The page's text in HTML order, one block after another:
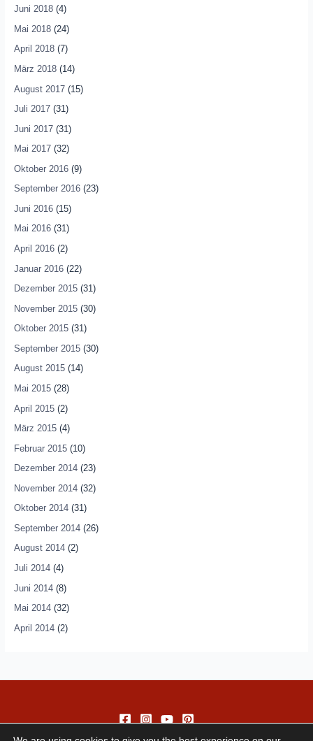
Juni 2018(4)
Mai 2018(24)
April 2018(7)
März 2018(14)
August 2017(15)
Juli 2017(31)
Juni 2017(31)
Mai 2017(32)
Oktober 2016(9)
September 2016(23)
Juni 2016(15)
Mai 2016(31)
April 2016(2)
Januar 2016(22)
Dezember 2015(31)
November 2015(30)
Oktober 2015(31)
September 2015(30)
August 2015(14)
Mai 2015(28)
April 2015(2)
März 2015(4)
Februar 2015(10)
Dezember 2014(23)
November 2014(32)
Oktober 2014(31)
September 2014(26)
August 2014(2)
Juli 2014(4)
Juni 2014(8)
Mai 2014(32)
April 2014(2)